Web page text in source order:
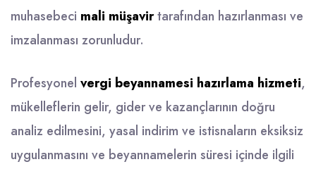
muhasebeci mali müşavirtarafından hazırlanması ve
imzalanması zorunludur.
Profesyonel vergi beyannamesi hazırlama hizmeti,
mükelleflerin gelir, gider ve kazançlarının doğru
analiz edilmesini, yasal indirim ve istisnaların eksiksiz
uygulanmasını ve beyannamelerin süresi içinde ilgili